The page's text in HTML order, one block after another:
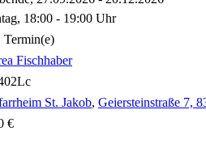
18:00 - 19:00 Uhr
Termin(e)
Fischhaber
St. Jakob, Geiersteinstraße 7,
€